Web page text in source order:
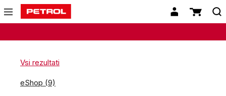
Vsi rezultati
eShop (9)